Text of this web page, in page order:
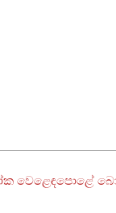
වෙළෙඳපොළේ